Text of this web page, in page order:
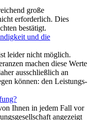
große
erforderlich. Dies
bestätigt.
und die
leider nicht möglich.
machen diese Werte
ausschließlich an
können: den Leistungs-
Ihnen in jedem Fall vor
angezeigt